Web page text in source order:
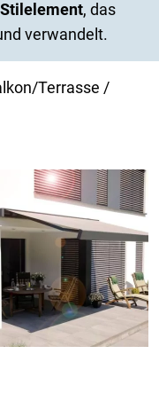
Terrasse /
Stilelement, das
verwandelt.